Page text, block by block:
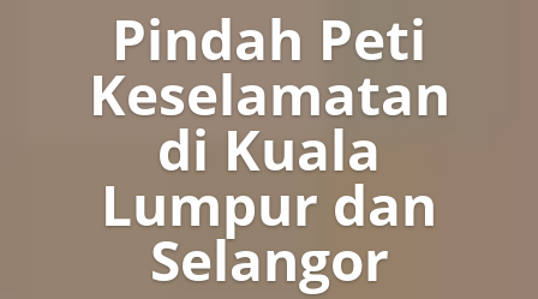
Pindah Peti
Keselamatan
di Kuala
Lumpur dan
Selangor